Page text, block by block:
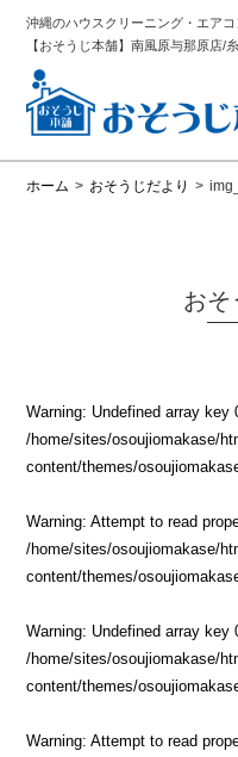
沖縄のハウスクリーニング・エア
【おそうじ本舗】南風原与那原店/
ホーム > おそうじだより >
おそ
Warning: Undefined array key
/home/sites/osoujiomakase/
content/themes/
Warning: Attempt to read
/home/sites/osoujiomakase/
content/themes/
Warning: Undefined array key
/home/sites/osoujiomakase/
content/themes/
Warning: Attempt to read